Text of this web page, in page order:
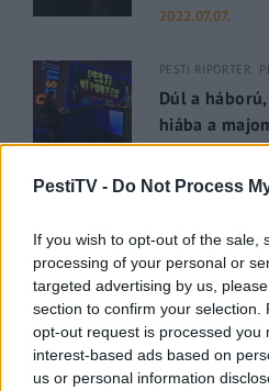
PestiTV - Do Not Process
If you wish to opt-out of the sale,
processing of your personal or
targeted advertising by us,
section to confirm your selection.
opt-out request is processed you
interest-based ads based on
us or personal information
2022.07.07.
PESTI RIPORTER
Dúl a
hiába a
utaznak
2022.05.31.
GERILLA BÁR
Kiderült
szépségének
2022.05.31.
GERILLA BÁR